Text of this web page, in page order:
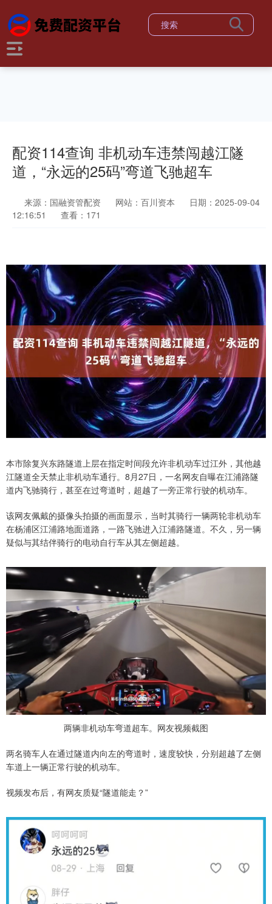
配资114查询 非机动车违禁闯越江隧
道，“永远的25码”弯道飞驰超车
来源：国融资管配资 网站：百川资本
日期：2025-09-04
12:16:51
查看：171
本市除复兴东路隧道上层在指定时间段允许非机动车过江外，其他越
江隧道全天禁止非机动车通行。8月27日，一名网友自曝在江浦路隧
道内飞驰骑行，甚至在过弯道时，超越了一旁正常行驶的机动车。
该网友佩戴的摄像头拍摄的画面显示，当时其骑行一辆两轮非机动车
在杨浦区江浦路地面道路，一路飞驰进入江浦路隧道。不久，另一辆
疑似与其结伴骑行的电动自行车从其左侧超越。
两辆非机动车弯道超车。网友视频截图
两名骑车人在通过隧道内向左的弯道时，速度较快，分别超越了左侧
车道上一辆正常行驶的机动车。
视频发布后，有网友质疑“隧道能走？”